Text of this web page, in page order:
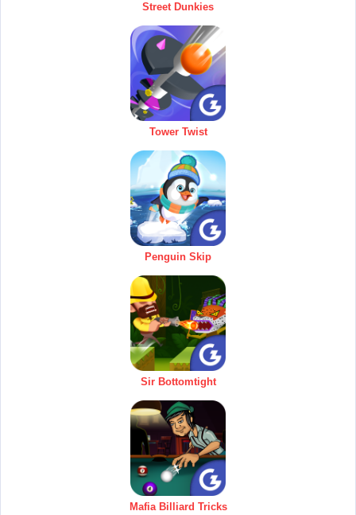
Street Dunkies
Tower Twist
Penguin Skip
Sir Bottomtight
Mafia Billiard Tricks